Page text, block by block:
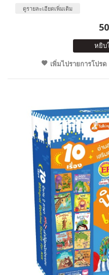
ดูรายละเอียดเพิ่มเติม
หยิบ
เพิ่มไปรายการโปรด